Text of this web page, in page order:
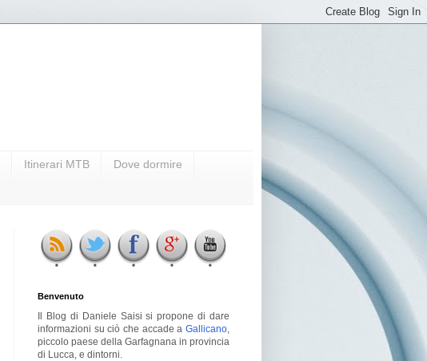
Itinerari MTB Dove dormire
Benvenuto
Il Blog di Daniele Saisi si propone di dare
informazioni su ciò che accade a Gallicano
piccolo paese della Garfagnana in provincia
di Lucca, e dintorni.